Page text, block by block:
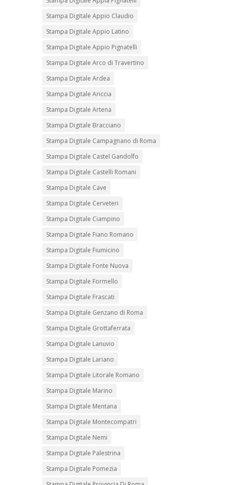
Stampa Digitale Appio Claudio
Stampa Digitale Appio Latino
Stampa Digitale Appio Pignatelli
Stampa Digitale Arco di Travertino
Stampa Digitale Ardea
Stampa Digitale Ariccia
Stampa Digitale Artena
Stampa Digitale Bracciano
Stampa Digitale Campagnano di Roma
Stampa Digitale Castel Gandolfo
Stampa Digitale Castelli Romani
Stampa Digitale Cave
Stampa Digitale Cerveteri
Stampa Digitale Ciampino
Stampa Digitale Fiano Romano
Stampa Digitale Fiumicino
Stampa Digitale Fonte Nuova
Stampa Digitale Formello
Stampa Digitale Frascati
Stampa Digitale Genzano di Roma
Stampa Digitale Grottaferrata
Stampa Digitale Lanuvio
Stampa Digitale Lariano
Stampa Digitale Litorale Romano
Stampa Digitale Marino
Stampa Digitale Mentana
Stampa Digitale Montecompatri
Stampa Digitale Nemi
Stampa Digitale Palestrina
Stampa Digitale Pomezia